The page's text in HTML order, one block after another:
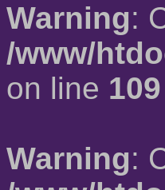
Warning:
/www/
on line 109
Warning: